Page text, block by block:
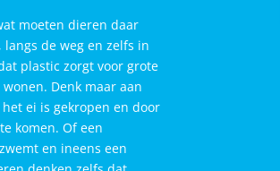
moeten dieren daar
langs de weg en zelfs in
plastic zorgt voor grote
Denk maar aan
ei is gekropen en door
komen. Of een
en ineens een